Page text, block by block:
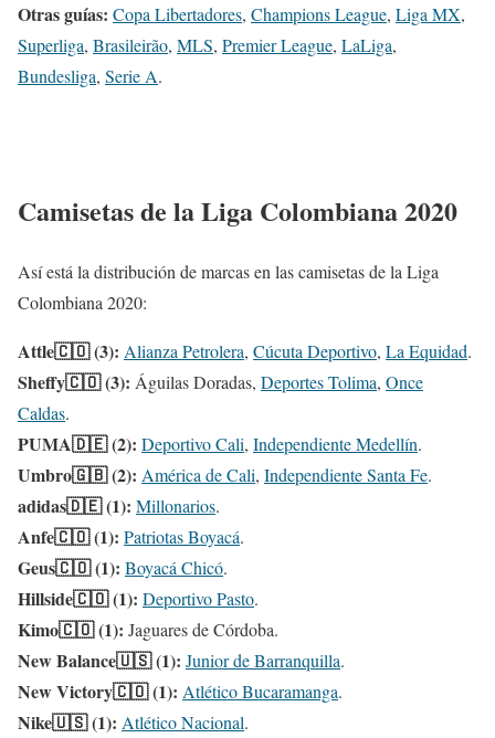
Otras guías: Copa Libertadores, Champions League, Liga MX,
Superliga, Brasileirão, MLS, Premier League, LaLiga,
Bundesliga, Serie A.
Camisetas de la Liga Colombiana 2020
Así está la distribución de marcas en las camisetas de la Liga
Colombiana 2020:
Attle🇨🇴 (3): Alianza Petrolera, Cúcuta Deportivo, La Equidad.
Sheffy🇨🇴 (3): Águilas Doradas, Deportes Tolima, Once
Caldas.
PUMA🇩🇪 (2): Deportivo Cali, Independiente Medellín.
Umbro🇬🇧 (2): América de Cali, Independiente Santa Fe.
adidas🇩🇪 (1): Millonarios.
Anfe🇨🇴 (1): Patriotas Boyacá.
Geus🇨🇴 (1): Boyacá Chicó.
Hillside🇨🇴 (1): Deportivo Pasto.
Kimo🇨🇴 (1): Jaguares de Córdoba.
New Balance🇺🇸 (1): Junior de Barranquilla.
New Victory🇨🇴 (1): Atlético Bucaramanga.
Nike🇺🇸 (1): Atlético Nacional.